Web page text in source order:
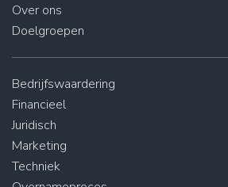
Over ons
Doelgroepen
Bedrijfswaardering
Financieel
Juridisch
Marketing
Techniek